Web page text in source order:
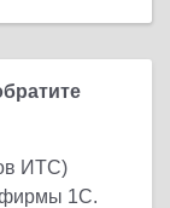
ИТС)
фирмы 1С.